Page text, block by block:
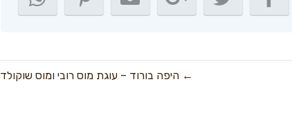
← היפה בורוד – עוגת מוס רובי ומוס שוקולד